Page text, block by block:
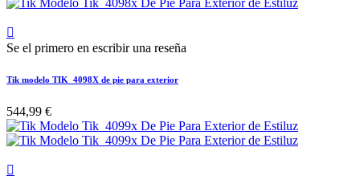

Se el primero en escribir una reseña
Tik modelo TIK_4098X de pie para exterior
544,99 €
